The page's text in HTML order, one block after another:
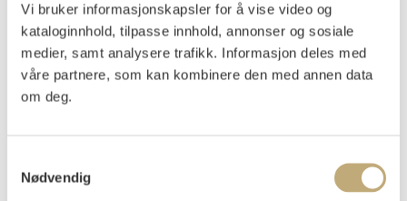
Vi bruker informasjonskapsler for å vise video og
kataloginnhold, tilpasse innhold, annonser og sosiale
medier, samt analysere trafikk. Informasjon deles med
våre partnere, som kan kombinere den med annen data
om deg.
Nødvendig
Radering trykket i brunlig på beige velin
Arket: 325x445 mm, Motivet: 123x239 mm
Signert med blyant nede t.h.: Edv. Munch
Trykkerens signatur med blyant nede t.v.: O Felsing Berlin
Vurdering